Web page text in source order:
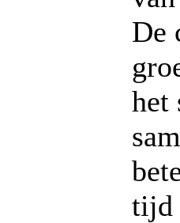
De
het
tijd